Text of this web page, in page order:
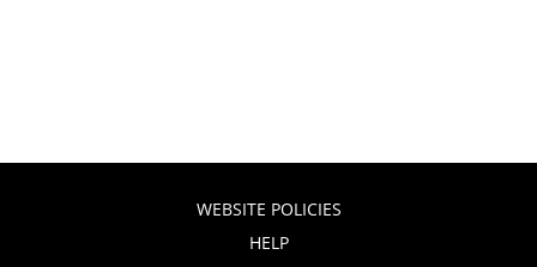
WEBSITE POLICIES
HELP